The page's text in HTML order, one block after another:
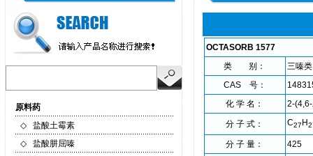
原料药
◇
盐酸土霉素
◇
盐酸肼屈嗪
OCTASORB 1577
类 别：
三嗪类
CAS 号：
化 学 名：
2-
分 子 式： C27 H
分 子 量： 425